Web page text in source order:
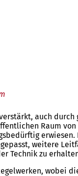
auch durch
Raum von
weitere
Technik zu
wobei